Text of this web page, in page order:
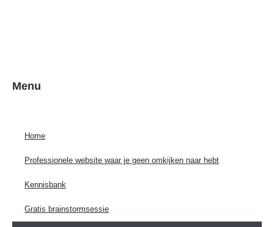
Menu
Home
Professionele website waar je geen omkijken naar hebt
Kennisbank
Gratis brainstormsessie